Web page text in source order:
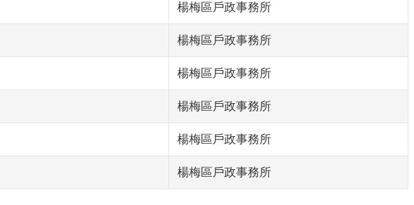
楊梅區戶政事務所
楊梅區戶政事務所
楊梅區戶政事務所
楊梅區戶政事務所
楊梅區戶政事務所
楊梅區戶政事務所